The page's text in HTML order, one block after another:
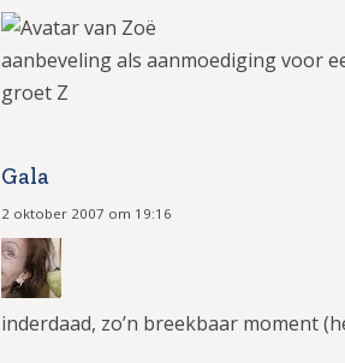
aanbeveling als aanmoediging voor
groet Z
Gala
2 oktober 2007 om 19:16
inderdaad, zo’n breekbaar moment